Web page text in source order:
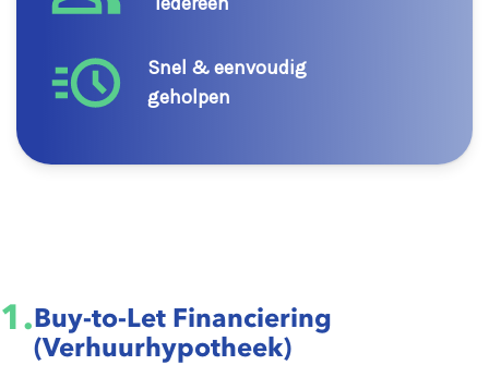
Snel & eenvoudig
geholpen
1.Buy-to-Let Financiering
(Verhuurhypotheek)